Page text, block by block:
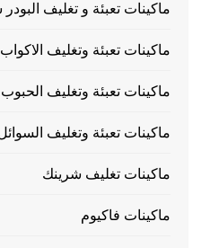
ماكينات تعبئة و تغليف
ماكينات تعبئة وتغليف الاكواب
ماكينات تعبئة وتغليف الحبوب
ماكينات تعبئة وتغليف
ماكينات تغليف شرينك
ماكينات فاكيوم